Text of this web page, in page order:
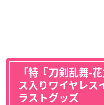
「特『刀剣乱舞-
ス入りワイヤレス
ラストグッズ